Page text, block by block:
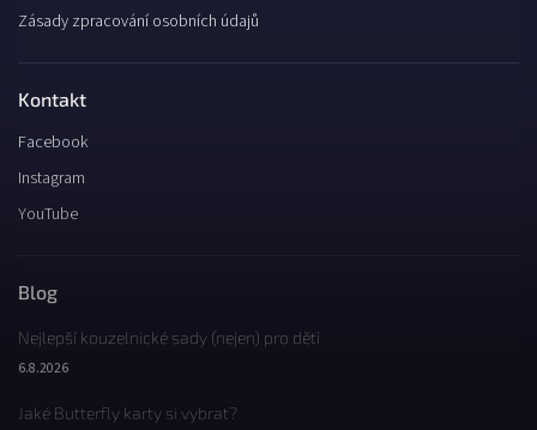
Zásady zpracování osobních údajů
Kontakt
Facebook
Instagram
YouTube
Blog
Nejlepší kouzelnické sady (nejen) pro děti
6.8.2026
Jaké Butterfly karty si vybrat?